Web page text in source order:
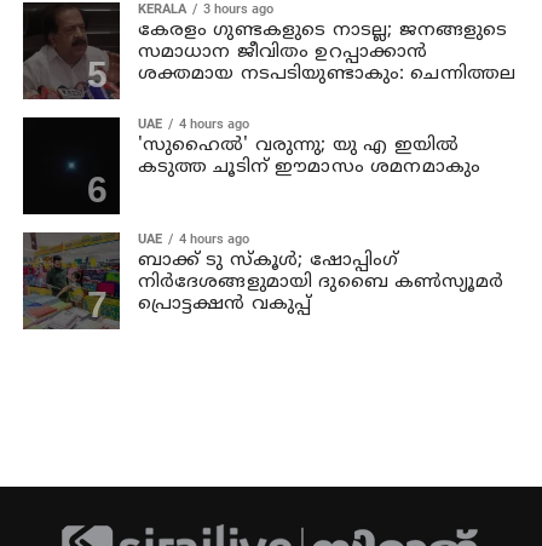
KERALA 3 hours ago
കേരളം ഗുണ്ടകളുടെ നാടല്ല; ജനങ്ങളുടെ
സമാധാന ജീവിതം ഉറപ്പാക്കാന്‍
ശക്തമായ നടപടിയുണ്ടാകും: ചെന്നിത്തല
UAE 4 hours ago
'സുഹൈല്‍' വരുന്നു; യു എ ഇയില്‍
കടുത്ത ചൂടിന് ഈമാസം ശമനമാകും
UAE 4 hours ago
ബാക്ക് ടു സ്‌കൂള്‍; ഷോപ്പിംഗ്
നിര്‍ദേശങ്ങളുമായി ദുബൈ കണ്‍സ്യൂമര്‍
പ്രൊട്ടക്ഷന്‍ വകുപ്പ്